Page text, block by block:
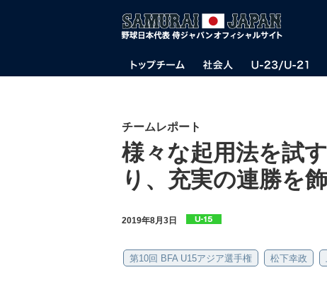
チームレポート
様々な起用法を試
り、充実の連勝を
2019年8月3日
第10回 BFA U15アジア選手権 松下幸政